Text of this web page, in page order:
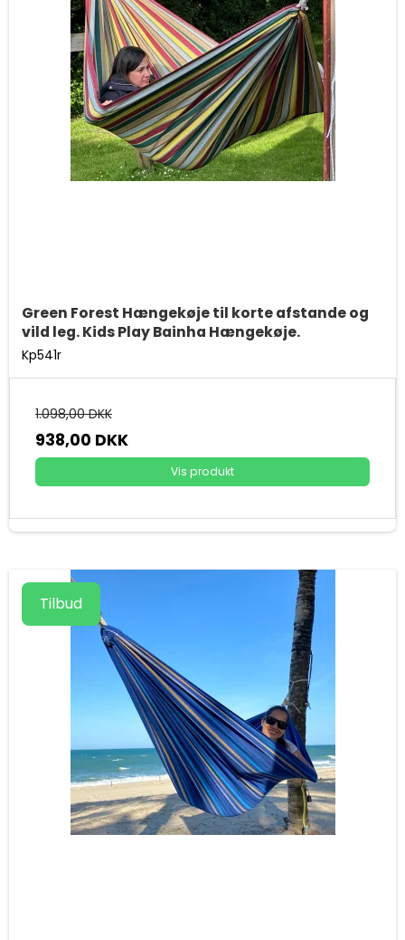
Green Forest Hængekøje til korte afstande og
vild leg. Kids Play Bainha Hængekøje.
Kp541r
1.098,00 DKK
938,00 DKK
Vis produkt
Tilbud